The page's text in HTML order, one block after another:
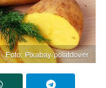
Foto: Pixabay/polatdover